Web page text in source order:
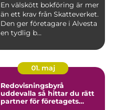
En välskött bokföring är mer
än ett krav från Skatteverket.
Den ger företagare i Alvesta
en tydlig b...
01. maj
Redovisningsbyrå
uddevalla så hittar du rätt
partner för företagets